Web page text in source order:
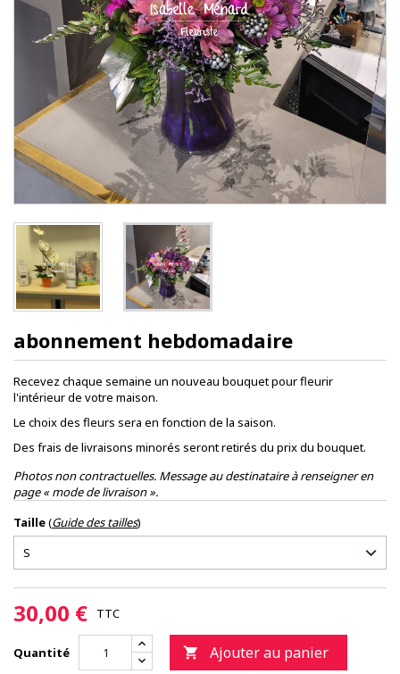
abonnement hebdomadaire
Recevez chaque semaine un nouveau bouquet pour fleurir
l'intérieur de votre maison.
Le choix des fleurs sera en fonction de la saison.
Des frais de livraisons minorés seront retirés du prix du bouquet.
Photos non contractuelles. Message au destinataire à renseigner en
page « mode de livraison ».
Taille(Guide des tailles)
30,00 € TTC
Quantité  Ajouter au panier